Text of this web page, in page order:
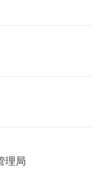
理局